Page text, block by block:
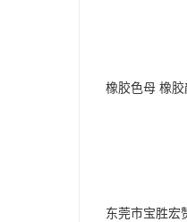
橡胶色母 橡
东莞市宝胜宏